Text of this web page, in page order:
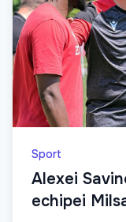
Sport
Alexei
echipei